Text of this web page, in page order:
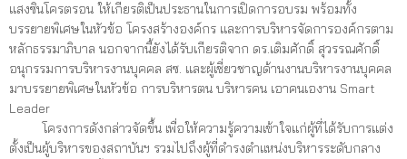
แสงซินโครตรอน ให้เกียรติเป็นประธานในการเปิดการอบรม พร้อมทั้ง
บรรยายพิเศษในหัวข้อ โครงสร้างองค์กร และการบริหารจัดการองค์กรตาม
หลักธรรมาภิบาล นอกจากนี้ยังได้รับเกียรติจาก ดร.เติมศักดิ์ สุวรรณศักดิ์
อนุกรรมการบริหารงานบุคคล สซ. และผู้เชี่ยวชาญด้านงานบริหารงานบุคคล
มาบรรยายพิเศษในหัวข้อ การบริหารตน บริหารคน เอาคนเองาน Smart
Leader
โครงการดังกล่าวจัดขึ้น เพื่อให้ความรู้ความเข้าใจแก่ผู้ที่ได้รับการแต่ง
ตั้งเป็นผู้บริหารของสถาบันฯ รวมไปถึงผู้ที่ดำรงตำแหน่งบริหารระดับกลาง